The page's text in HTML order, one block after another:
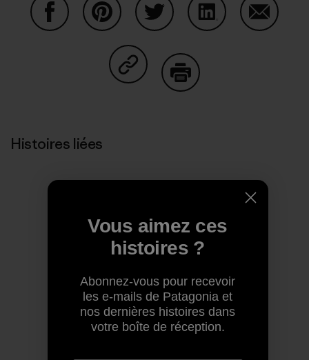
Partager sur Copy Link
Histoires liées
Vous aimez ces
histoires ?
Abonnez-vous pour recevoir
les e-mails de Patagonia et
nos dernières histoires dans
votre boîte de réception.